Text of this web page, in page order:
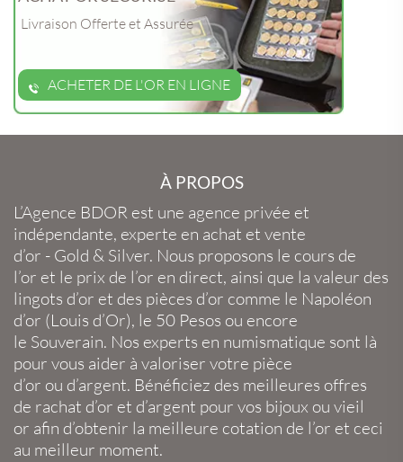
Livraison Offerte et Assurée
ACHETER DE L'OR EN LIGNE
À PROPOS
L’Agence BDOR est une agence privée et
indépendante, experte en achat et vente
d’or - Gold & Silver. Nous proposons le cours de
l’or et le prix de l’or en direct, ainsi que la valeur des
lingots d’or et des pièces d’or comme le Napoléon
d’or (Louis d’Or), le 50 Pesos ou encore
le Souverain. Nos experts en numismatique sont là
pour vous aider à valoriser votre pièce
d’or ou d’argent. Bénéficiez des meilleures offres
de rachat d’or et d’argent pour vos bijoux ou vieil
or afin d’obtenir la meilleure cotation de l’or et ceci
au meilleur moment.